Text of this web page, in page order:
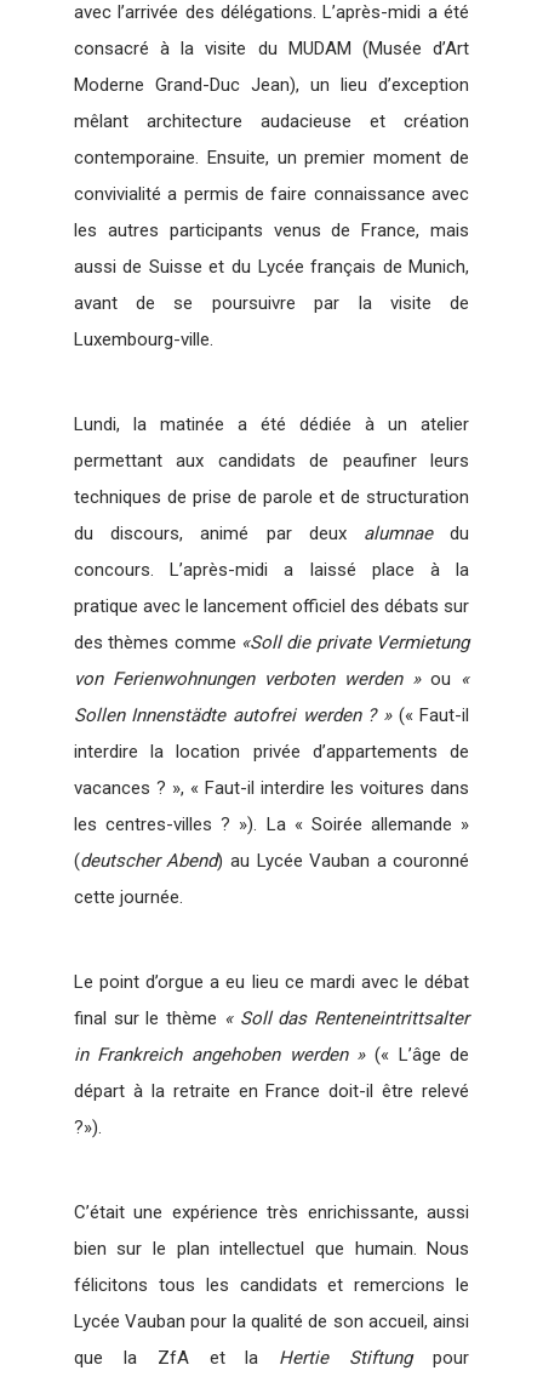
avec l’arrivée des délégations. L’après-midi a été
consacré à la visite du MUDAM (Musée d’Art
Moderne Grand-Duc Jean), un lieu d’exception
mêlant architecture audacieuse et création
contemporaine. Ensuite, un premier moment de
convivialité a permis de faire connaissance avec
les autres participants venus de France, mais
aussi de Suisse et du Lycée français de Munich,
avant de se poursuivre par la visite de
Luxembourg-ville.
Lundi, la matinée a été dédiée à un atelier
permettant aux candidats de peaufiner leurs
techniques de prise de parole et de structuration
du discours, animé par deux alumnaedu
concours. L’après-midi a laissé place à la
pratique avec le lancement officiel des débats sur
des thèmes comme «Soll die private Vermietung
von Ferienwohnungen verboten werden »ou «
Sollen Innenstädte autofrei werden ? »(« Faut-il
interdire la location privée d’appartements de
vacances ? », « Faut-il interdire les voitures dans
les centres-villes ? »). La « Soirée allemande »
(deutscher Abend) au Lycée Vauban a couronné
cette journée.
Le point d’orgue a eu lieu ce mardi avec le débat
final sur le thème « Soll das Renteneintrittsalter
in Frankreich angehoben werden »(« L’âge de
départ à la retraite en France doit-il être relevé
?»).
C’était une expérience très enrichissante, aussi
bien sur le plan intellectuel que humain. Nous
félicitons tous les candidats et remercions le
Lycée Vauban pour la qualité de son accueil, ainsi
que la ZfA et la Hertie Stiftungpour